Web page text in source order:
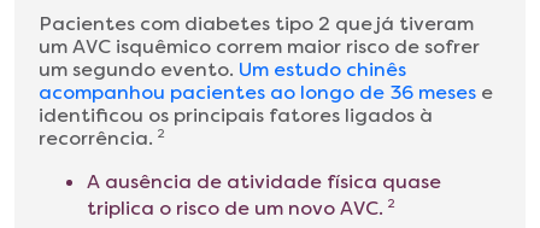
Pacientes com diabetes tipo 2 que já tiveram
um AVC isquêmico correm maior risco de sofrer
um segundo evento. Um estudo chinês
acompanhou pacientes ao longo de 36 meses e
identificou os principais fatores ligados à
recorrência. 2
A ausência de atividade física quase
triplica o risco de um novo AVC. 2